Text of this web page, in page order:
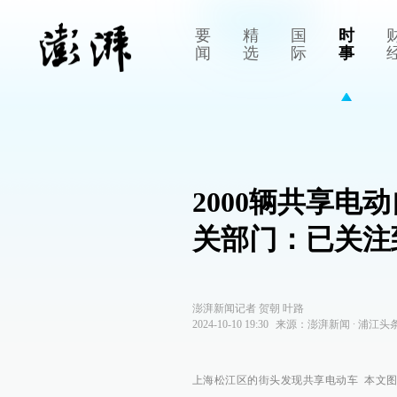
要
闻
精
选
国
际
时
事
2000辆共享电
关部门：已关注
澎湃新闻记者 贺朝 叶路
2024-10-10 19:30
来源： 澎湃新闻 ∙ 浦江头
上海松江区的街头发现共享电动车 本文